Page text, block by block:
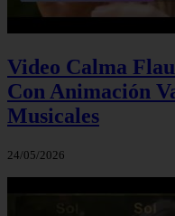
Video Calma
Con Animación
Musicales
24/05/2026